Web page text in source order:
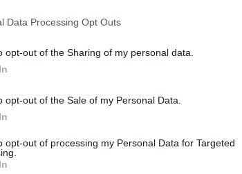
Data Processing Opt Outs
opt-out of the Sharing of my personal data.
opt-out of the Sale of my Personal Data.
opt-out of processing my Personal Data for Targeted
6300 aktivnih članov,